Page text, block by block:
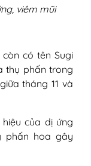
viêm mũi
có tên Sugi
thụ phấn trong
tháng 11 và
của dị ứng
phấn hoa gây